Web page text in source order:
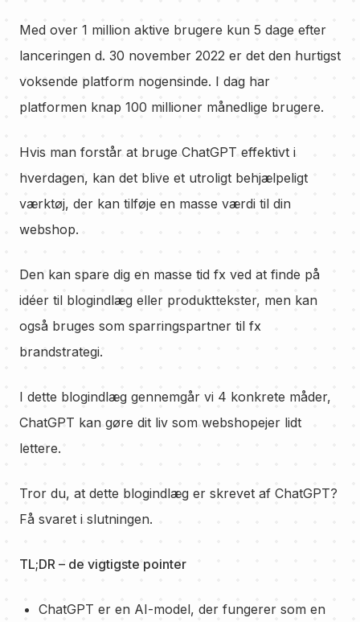
Med over 1 million aktive brugere kun 5 dage efter
lanceringen d. 30 november 2022 er det den hurtigst
voksende platform nogensinde. I dag har
platformen knap 100 millioner månedlige brugere.
Hvis man forstår at bruge ChatGPT effektivt i
hverdagen, kan det blive et utroligt behjælpeligt
værktøj, der kan tilføje en masse værdi til din
webshop.
Den kan spare dig en masse tid fx ved at finde på
idéer til blogindlæg eller produkttekster, men kan
også bruges som sparringspartner til fx
brandstrategi.
I dette blogindlæg gennemgår vi 4 konkrete måder,
ChatGPT kan gøre dit liv som webshopejer lidt
lettere.
Tror du, at dette blogindlæg er skrevet af ChatGPT?
Få svaret i slutningen.
TL;DR – de vigtigste pointer
ChatGPT er en AI-model, der fungerer som en